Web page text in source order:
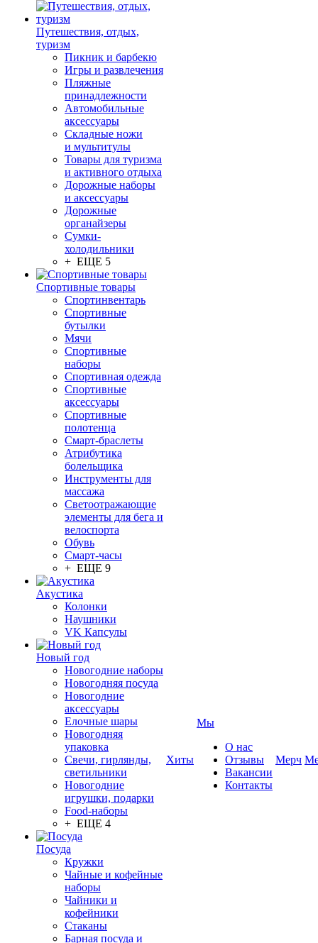
Путешествия, отдых,
туризм
Пикник и барбекю
Игры и развлечения
Пляжные
принадлежности
Автомобильные
аксессуары
Складные ножи
и мультитулы
Товары для туризма
и активного отдыха
Дорожные наборы
и аксессуары
Дорожные
органайзеры
Сумки-
холодильники
+ ЕЩЕ 5
Спортивные товары
Спортинвентарь
Спортивные
бутылки
Мячи
Спортивные
наборы
Спортивная одежда
Спортивные
аксессуары
Спортивные
полотенца
Смарт-браслеты
Атрибутика
болельщика
Инструменты для
массажа
Светоотражающие
элементы для бега и
велоспорта
Обувь
Смарт-часы
+ ЕЩЕ 9
Акустика
Колонки
Наушники
VK Капсулы
Новый год
Новогодние наборы
Новогодняя посуда
Новогодние
аксессуары
Елочные шары
Новогодняя
упаковка
Свечи, гирлянды,
светильники
Новогодние
игрушки, подарки
Food-наборы
+ ЕЩЕ 4
Посуда
Кружки
Чайные и кофейные
наборы
Чайники и
кофейники
Стаканы
Барная посуда и
Хиты
Мы
О нас
Отзывы
Вакансии
Контакты
Мерч